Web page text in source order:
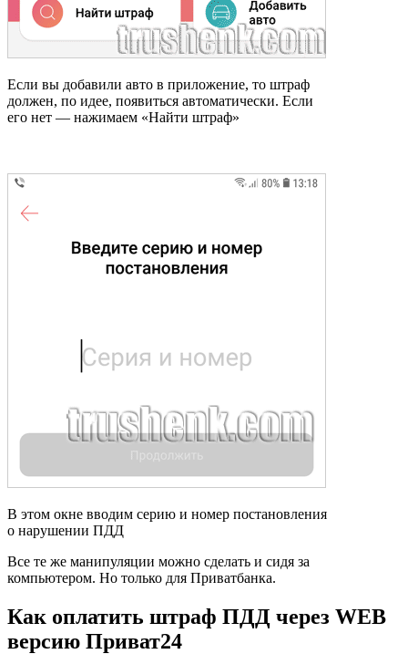
Если вы добавили авто в приложение, то штраф
должен, по идее, появиться автоматически. Если
его нет — нажимаем «Найти штраф»
В этом окне вводим серию и номер постановления
о нарушении ПДД
Все те же манипуляции можно сделать и сидя за
компьютером. Но только для Приватбанка.
Как оплатить штраф ПДД через WEB
версию Приват24